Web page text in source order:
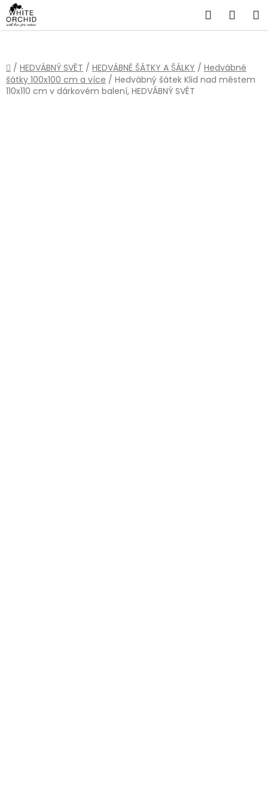
Přejít
na
obsah
Hledat
Domů
/ HEDVÁBNÝ SVĚT / HEDVÁBNÉ ŠÁTKY A ŠÁLKY / Hedvábné
šátky 100x100 cm a více / Hedvábný šátek Klid nad městem
110x110 cm v dárkovém balení, HEDVÁBNÝ SVĚT